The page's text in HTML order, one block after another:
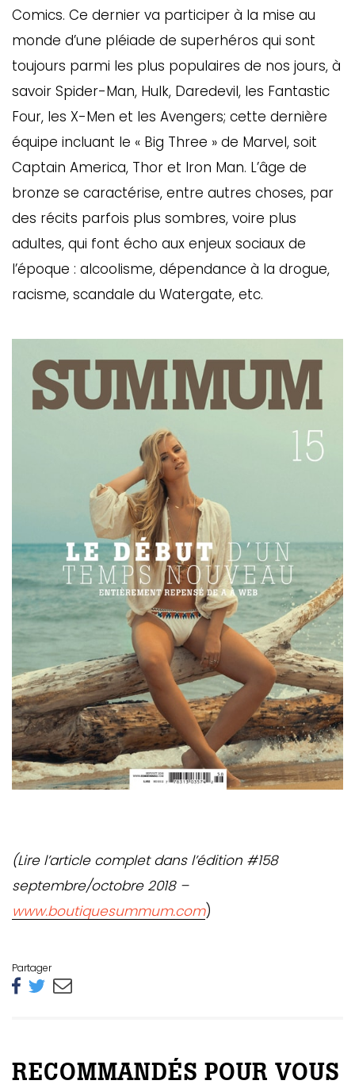
Comics. Ce dernier va participer à la mise au
monde d’une pléiade de superhéros qui sont
toujours parmi les plus populaires de nos jours, à
savoir Spider-Man, Hulk, Daredevil, les Fantastic
Four, les X-Men et les Avengers; cette dernière
équipe incluant le « Big Three » de Marvel, soit
Captain America, Thor et Iron Man. L’âge de
bronze se caractérise, entre autres choses, par
des récits parfois plus sombres, voire plus
adultes, qui font écho aux enjeux sociaux de
l’époque : alcoolisme, dépendance à la drogue,
racisme, scandale du Watergate, etc.
(Lire l’article complet dans l’édition #158
septembre/octobre 2018 –
www.boutiquesummum.com)
Partager
RECOMMANDÉS POUR VOUS